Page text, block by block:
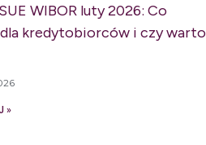
WIBOR luty 2026: Co
kredytobiorców i czy warto
»